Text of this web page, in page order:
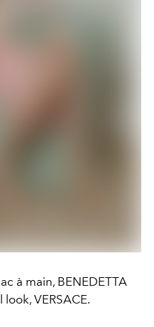
à main, BENEDETTA
look, VERSACE.